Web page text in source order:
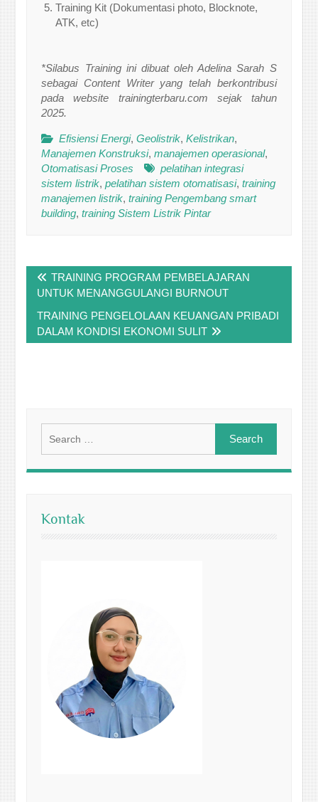
Training Kit (Dokumentasi photo, Blocknote,
ATK, etc)
*Silabus Training ini dibuat oleh Adelina Sarah S
sebagai Content Writer yang telah berkontribusi
pada website trainingterbaru.com sejak tahun
2025.
Efisiensi Energi,Geolistrik,Kelistrikan,
Manajemen Konstruksi,manajemen operasional,
Otomatisasi Proses
pelatihan integrasi
sistem listrik,pelatihan sistem otomatisasi,training
manajemen listrik,training Pengembang smart
building,training Sistem Listrik Pintar
navigation
TRAINING PROGRAM PEMBELAJARAN
UNTUK MENANGGULANGI BURNOUT
TRAINING PENGELOLAAN KEUANGAN PRIBADI
DALAM KONDISI EKONOMI SULIT
for:
Kontak